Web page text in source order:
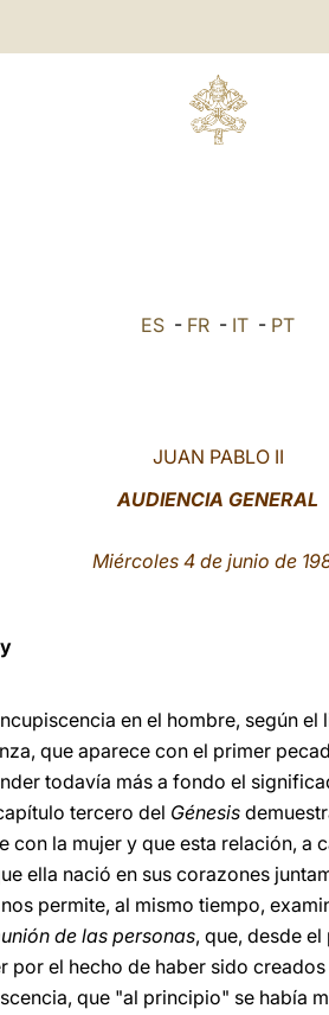
ES - FR - IT - PT
JUAN PABLO II
AUDIENCIA GENERAL
Miércoles 4 de junio de
en el hombre, según el
que aparece con el primer
todavía más a fondo el
tercero del Génesis
la mujer y que esta relación, a
ella nació en sus corazones
permite, al mismo tiempo,
de las personas, que, desde
por el hecho de haber sido
que "al principio" se había